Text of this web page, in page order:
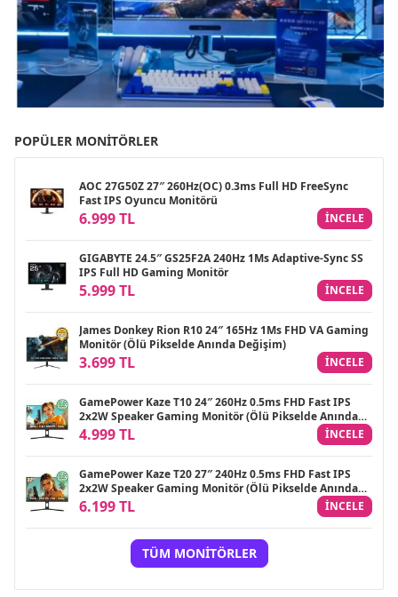
POPÜLER MONITÖRLER
AOC 27G50Z 27″ 260Hz(OC) 0.3ms Full HD FreeSync
Fast IPS Oyuncu Monitörü
6.999 TL INCELE
GIGABYTE 24.5″ GS25F2A 240Hz 1Ms Adaptive-Sync SS
IPS Full HD Gaming Monitör
5.999 TL INCELE
James Donkey Rion R10 24″ 165Hz 1Ms FHD VA Gaming
Monitör (Ölü Pikselde Anında Değişim)
3.699 TL INCELE
GamePower Kaze T10 24″ 260Hz 0.5ms FHD Fast IPS
2x2W Speaker Gaming Monitör (Ölü Pikselde Anında
Değişim)
4.999 TL INCELE
GamePower Kaze T20 27″ 240Hz 0.5ms FHD Fast IPS
2x2W Speaker Gaming Monitör (Ölü Pikselde Anında
Değişim)
6.199 TL INCELE
TÜM MONITÖRLER